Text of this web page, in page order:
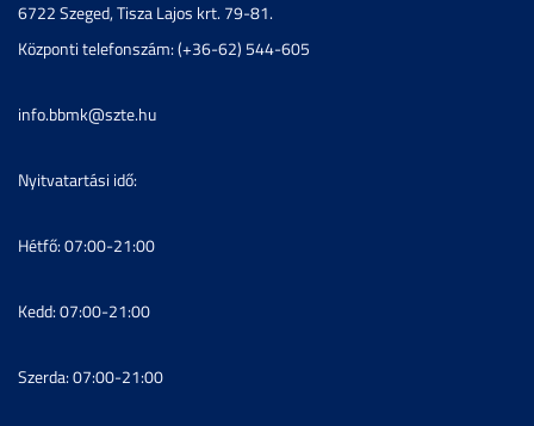
6722 Szeged, Tisza Lajos krt. 79-81.
Központi telefonszám: (+36-62) 544-605
info.bbmk@szte.hu
Nyitvatartási idő:
Hétfő: 07:00-21:00
Kedd: 07:00-21:00
Szerda: 07:00-21:00